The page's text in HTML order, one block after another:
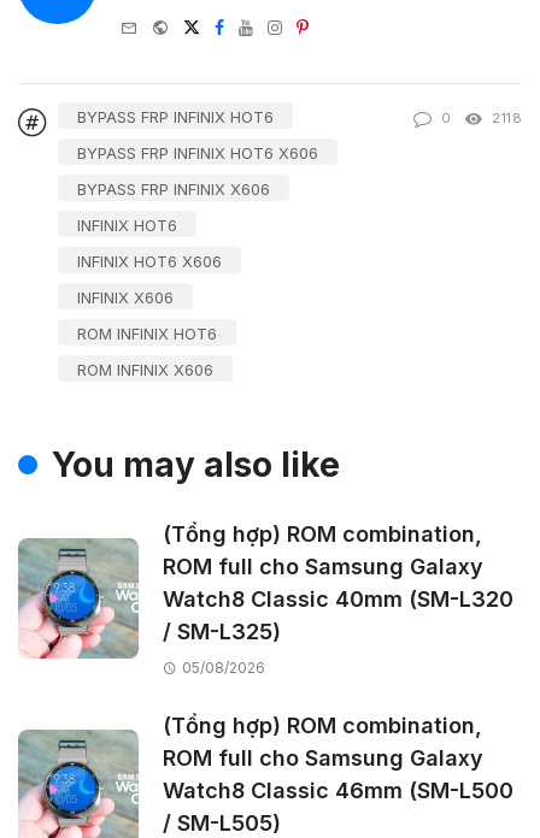
e-
WebsiteTwitter
Facebook
YoutubeInstagram
Pinterest
BYPASS FRP INFINIX HOT6
BYPASS FRP INFINIX HOT6 X606
BYPASS FRP INFINIX X606
INFINIX HOT6
INFINIX HOT6 X606
INFINIX X606
ROM INFINIX HOT6
ROM INFINIX X606
0 2118
You may also like
(Tổng hợp) ROM combination,
ROM full cho Samsung Galaxy
Watch8 Classic 40mm (SM-L320
/ SM-L325)
05/08/2026
(Tổng hợp) ROM combination,
ROM full cho Samsung Galaxy
Watch8 Classic 46mm (SM-L500
/ SM-L505)